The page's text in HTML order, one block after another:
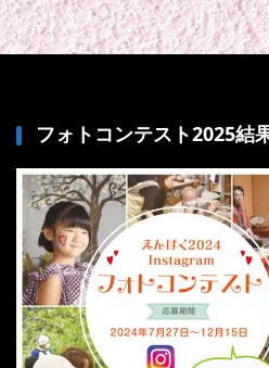
フォトコンテスト2025結